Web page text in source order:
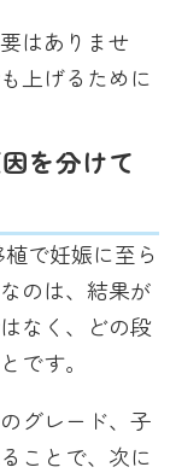
はありませ
上げるために
を分けて
で妊娠に至ら
のは、結果が
なく、どの段
です。
グレード、子
ことで、次に